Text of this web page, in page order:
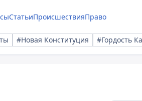
СтатьиПроисшествияПраво
#Новая Конституция #Гордость